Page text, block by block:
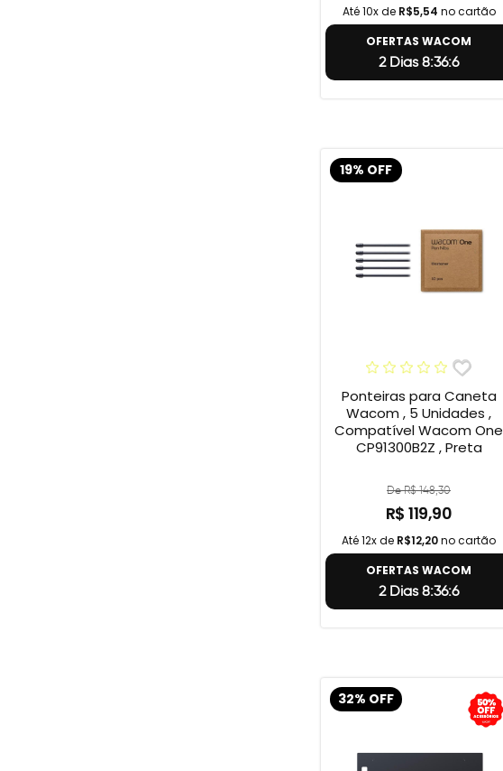
Até 10x de R$5,54 no cartão
OFERTAS WACOM
2 Dias 8:36:5
19% OFF
Ponteiras para Caneta
Wacom , 5 Unidades ,
Compatível Wacom One
CP91300B2Z , Preta
De R$ 148,30
R$ 119,90
Até 12x de R$12,20no cartão
OFERTAS WACOM
2 Dias 8:36:5
32% OFF